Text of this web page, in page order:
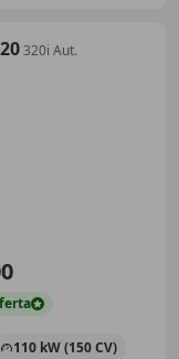
320i Aut.
110 kW (150 CV)